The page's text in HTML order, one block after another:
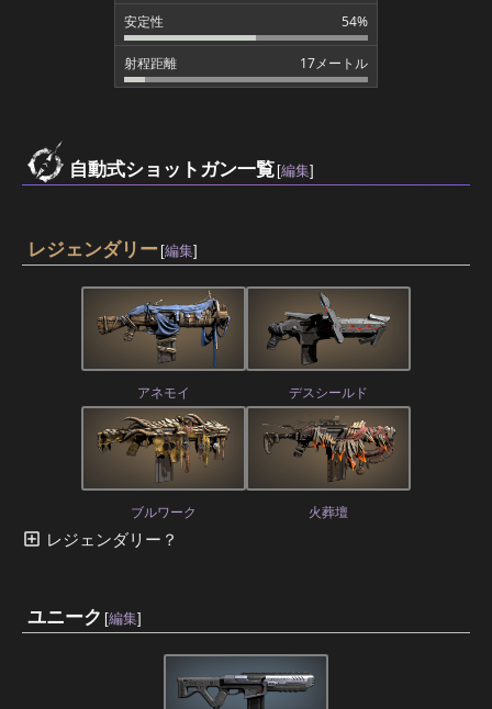
安定性 54%
射程距離 17メートル
自動式ショットガン一覧 [編集]
レジェンダリー [編集]
アネモイ デスシールド
ブルワーク 火葬壇
レジェンダリー？
ユニーク [編集]